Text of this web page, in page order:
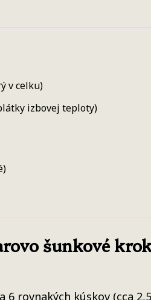
v celku)
izbovej teploty)
šunkové
6 rovnakých kúskov (cca